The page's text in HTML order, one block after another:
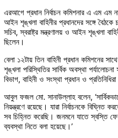
এরআগে প্রধান নির্বাচন কমিশনার এ এম এম
আইন শৃঙ্খলা বাহিনীর প্রধানদের সঙ্গে বৈঠকে
সচিব, স্বরাষ্ট্র মন্ত্রণালয় ও আইন শৃঙ্খলা
ছিলেন।
বেলা ১২টায় তিন বাহিনী প্রধান কমিশনের
শৃঙ্খলা পরিস্থিতির সার্বিক অবস্থা
বিভাগ, বাহিনী ও সংস্থা প্রধান ও
আবুল ফজল মো. সানাউল্লাহ বলেন,
নিয়ন্ত্রণে রয়েছে। যারা নির্বাচনকে
সব চিহ্নিত করেছি। জনমনে যাতে স্বস্তি
ব্যবস্থা নিতে বলা হয়েছে।’